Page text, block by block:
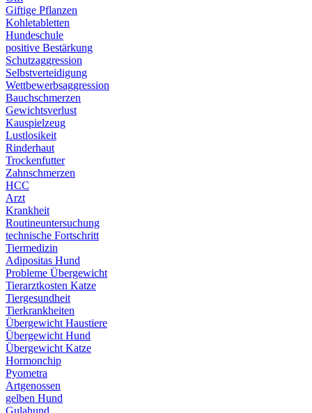
Giftige Pflanzen
Kohletabletten
Hundeschule
positive Bestärkung
Schutzaggression
Selbstverteidigung
Wettbewerbsaggression
Bauchschmerzen
Gewichtsverlust
Kauspielzeug
Lustlosikeit
Rinderhaut
Trockenfutter
Zahnschmerzen
HCC
Arzt
Krankheit
Routineuntersuchung
technische Fortschritt
Tiermedizin
Adipositas Hund
Probleme Übergewicht
Tierarztkosten Katze
Tiergesundheit
Tierkrankheiten
Übergewicht Haustiere
Übergewicht Hund
Übergewicht Katze
Hormonchip
Pyometra
Artgenossen
gelben Hund
Gulahund